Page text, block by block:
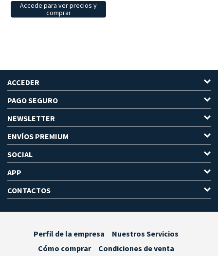
Accede para ver precios y
comprar
ACCEDER
PAGO SEGURO
NEWSLETTER
ENVÍOS PREMIUM
SOCIAL
APP
CONTACTOS
Perfil de la empresa
Nuestros Servicios
Cómo comprar
Condiciones de venta